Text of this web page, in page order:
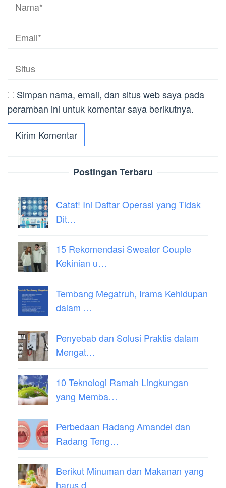
Simpan nama, email, dan situs web saya pada
peramban ini untuk komentar saya berikutnya.
Postingan Terbaru
Catat! Ini Daftar Operasi yang Tidak
Dit…
15 Rekomendasi Sweater Couple
Kekinian u…
Tembang Megatruh, Irama Kehidupan
dalam …
Penyebab dan Solusi Praktis dalam
Mengat…
10 Teknologi Ramah Lingkungan
yang Memba…
Perbedaan Radang Amandel dan
Radang Teng…
Berikut Minuman dan Makanan yang
harus d…